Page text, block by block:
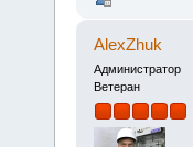
AlexZhuk
Администратор
Ветеран